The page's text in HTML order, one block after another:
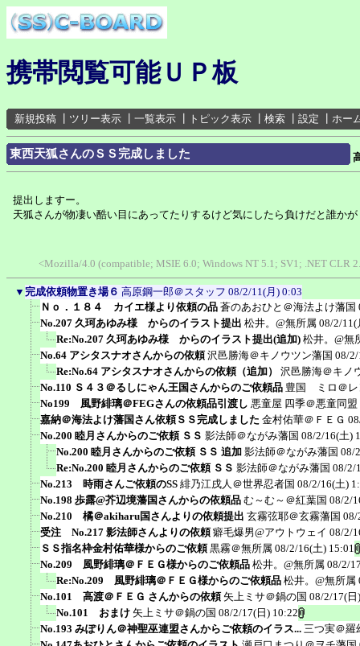
携帯閲覧可能ＵＰ板
新規投稿 ツリー表示 一覧表示 トピック表示 検索 設定 ホー
東西天狐さんのＳＳ完成しました
提出しますー。
天狐さんが物凄い酷い目にあってたりするけど気にしたら負けだと誰か
<Mozilla/4.0 (compatible; MSIE 6.0; Windows NT 5.1; SV1; .NET
▼ 完成依頼物置き場６ 高原鋼一郎＠スタッフ 08/2/11(月) 0:03
Ｎｏ．１８４ カイエ様より依頼の品 蒼のあおひと＠海法よけ藩国
No.207 久珂あゆみ様 からのイラスト提出 松井。@無所属 08/2/11(
Re:No.207 久珂あゆみ様 からのイラスト提出(追加) 松井。@無
No.64 アシタスナオさんからの依頼 沢邑勝海＠キノウツン藩国 08/
Re:No.64 アシタスナオさんからの依頼（追加）
沢邑勝海＠キノ
No.110 Ｓ４３＠るしにゃん王国さんからのご依頼品 豊国 ミロ＠レ
No199 風野緋璃＠FEGさんの依頼品引渡し 悪童屋 四季＠悪童同盟
嘉納＠海法よけ藩国さん依頼ＳＳ完成しました 金村佑華＠ＦＥＧ
No.200 睦月さんからのご依頼 ＳＳ 影法師＠ながみ藩国 08/2/16(土)
No.200 睦月さんからのご依頼 ＳＳ 追加 影法師＠ながみ藩国 08/
Re:No.200 睦月さんからのご依頼 ＳＳ 影法師＠ながみ藩国 08/2/
No.213 時雨さんご依頼のSS 緋乃江戌人＠世界忍者国 08/2/16(土)
No.198 歩露@芥辺境藩国さんからの依頼品 む～む～＠紅葉国 08/2/
No.210 橘＠akiharu国さんよりの依頼提出 玄霧弦耶＠玄霧藩国 08/
受注 No.217 影法師さんよりの依頼 癖毛爆男@アウトウェイ 08/2/
ＳＳ指名枠金村佑華様からのご依頼 黒霧＠無所属 08/2/16(土) 15:01
No.209 風野緋璃＠ＦＥＧ様からのご依頼品 松井。@無所属 08/2/
Re:No.209 風野緋璃＠ＦＥＧ様からのご依頼品 松井。@無所属
No.101 高渡＠ＦＥＧ さんからの依頼 矢上ミサ＠鍋の国 08/2/17(日
No.101 おまけ 矢上ミサ＠鍋の国 08/2/17(日) 10:22
No.193 みぽりん＠神聖巫連盟さんからご依頼のイラス... 三つ実＠羅